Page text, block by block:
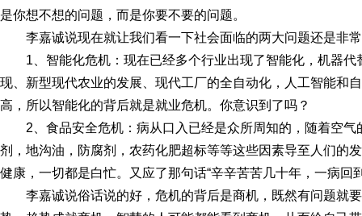
是你想不想的问题，而是你要不要的问题。
李嘉诚说现在就让我们看一下社会面临的两大问题还是非
1、智能化危机：现在已经多个行业出现了智能化，机器
现、新型现代农业的发展、现代工厂的全自动化，人工智能和
高，所以智能化的背后就是就业危机。你意识到了吗？
2、食品安全危机：病从口入已经是众所周知的，随着空
剂，地沟油，防腐剂，农药化肥超标等等这些因素导至人们的
健康，一切都是白忙。又应了那句话“辛辛苦苦几十年，一病回
李嘉诚说俗话说的好，危机的背后是商机，既然有问题就